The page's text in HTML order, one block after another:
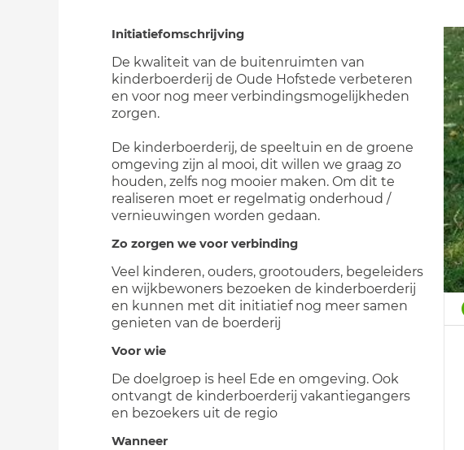
Initiatiefomschrijving
De kwaliteit van de buitenruimten van
kinderboerderij de Oude Hofstede verbeteren
en voor nog meer verbindingsmogelijkheden
zorgen.
De kinderboerderij, de speeltuin en de groene
omgeving zijn al mooi, dit willen we graag zo
houden, zelfs nog mooier maken. Om dit te
realiseren moet er regelmatig onderhoud /
vernieuwingen worden gedaan.
Zo zorgen we voor verbinding
Veel kinderen, ouders, grootouders, begeleiders
en wijkbewoners bezoeken de kinderboerderij
en kunnen met dit initiatief nog meer samen
genieten van de boerderij
Voor wie
De doelgroep is heel Ede en omgeving. Ook
ontvangt de kinderboerderij vakantiegangers
en bezoekers uit de regio
Wanneer